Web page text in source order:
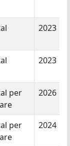
2023
2023
per
2026
per
2024